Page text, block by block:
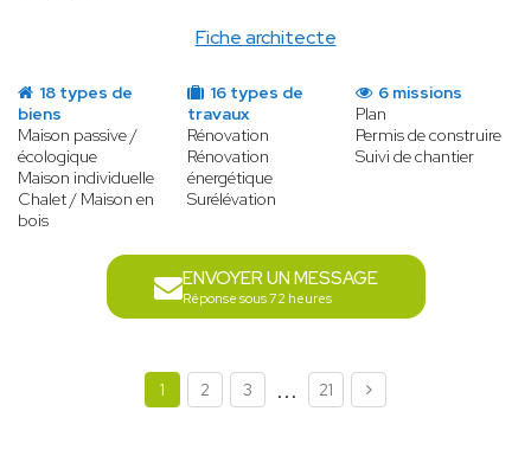
Fiche architecte
18 types de
biens
Maison passive /
écologique
Maison individuelle
Chalet / Maison en
bois
16 types de
travaux
Rénovation
Rénovation
énergétique
Surélévation
6 missions
Plan
Permis de construire
Suivi de chantier
ENVOYER UN MESSAGE
Réponse sous 72 heures
1 2 3 ... 21